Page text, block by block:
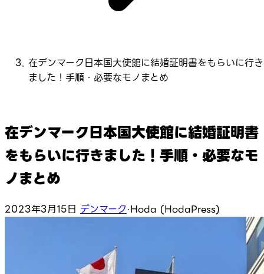
在デンマーク日本国大使館に結婚証明書をもらいに行き
ました！手順・必要なモノまとめ
在デンマーク日本国大使館に結婚証明書
をもらいに行きました！手順・必要なモ
ノまとめ
2023年3月15日 デンマーク·Hoda (HodaPress)